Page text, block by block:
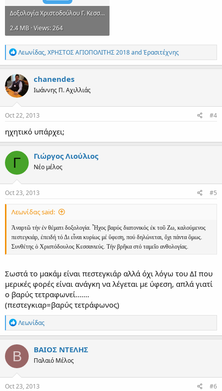
Δοξολογία Χριστοδούλου Γ. Κεσσανιέως (βαρύς).pdf
2.4 MB · Views: 264
R
e
a
c
t
i
o
n
s
Λεωνίδας,ΧΡΗΣΤΟΣ ΑΓΙΟΠΟΛΙΤΗΣ 2018andἘρασιτέχνης
chanendes
Ιωάννης Π. Αχιλλιάς
Oct 22, 2013 #4
ηχητικό υπάρχει;
Γ Γιώργος Λιούλιος
Νέο μέλος
Oct 23, 2013 #5
Λεωνίδας said:
Ἀναρτῶ τήν ἐν θέματι δοξολογία. Ἦχος βαρύς διατονικός ἐκ τοῦ Ζω, καλούμενος
πεστεγκιάρ, ἐπειδή τό Δι εἶναι κυρίως μέ ὕφεση, πού δηλώνεται, ὄχι πάντα ὅμως.
Συνθέτης ὁ Χριστόδουλος Κεσσανιεύς. Τήν βρῆκα στό ταμεῖο ανθολογίας.
Σωστά το μακάμ είναι πεστεγκιάρ αλλά όχι λόγω του ΔΙ που
μερικές φορές είναι ανάγκη να λέγεται με ύφεση, απλά γιατί
ο βαρύς τετραφωνεί.......
(πεστεγκιαρ=βαρύς τετράφωνος)
R
e
a
c
t
i
o
n
s
Λεωνίδας
Β ΒΑΙΟΣ ΝΤΕΛΗΣ
Παλαιό Μέλος
Oct 23, 2013 #6